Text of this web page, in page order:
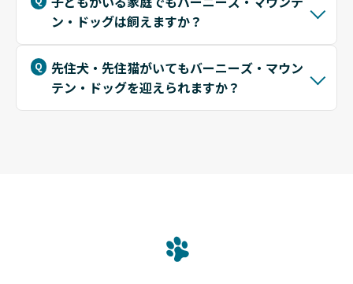
ン・ドッグは飼えますか？
先住犬・先住猫がいてもバーニーズ・マウン
テン・ドッグを迎えられますか？